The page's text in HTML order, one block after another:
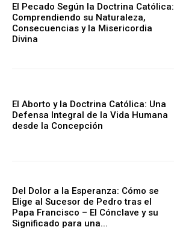
El Pecado Según la Doctrina Católica:
Comprendiendo su Naturaleza,
Consecuencias y la Misericordia
Divina
El Aborto y la Doctrina Católica: Una
Defensa Integral de la Vida Humana
desde la Concepción
Del Dolor a la Esperanza: Cómo se
Elige al Sucesor de Pedro tras el
Papa Francisco – El Cónclave y su
Significado para una...